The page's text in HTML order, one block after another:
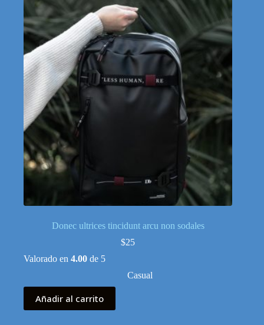
Donec ultrices tincidunt arcu non sodales
$25
Valorado en 4.00 de 5
Casual
Añadir al carrito